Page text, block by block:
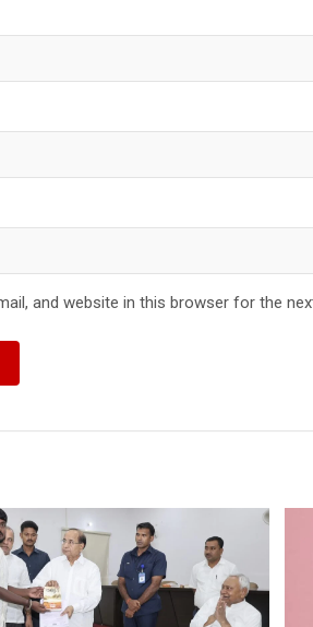
and website in this browser for the